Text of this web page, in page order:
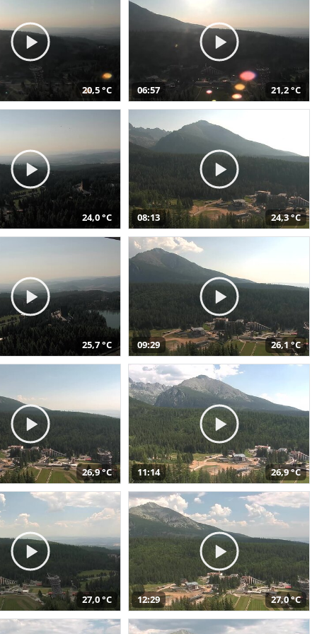
20,5 °C 06:57 21,2 °C
24,0 °C 08:13 24,3 °C
25,7 °C 09:29 26,1 °C
26,9 °C 11:14 26,9 °C
27,0 °C 12:29 27,0 °C